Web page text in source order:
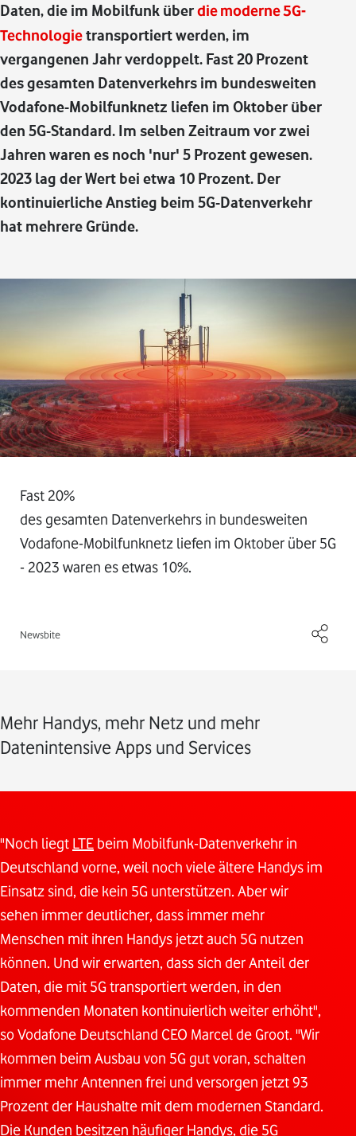
Daten, die im Mobilfunk überdie moderne 5G-
Technologietransportiert werden, im
vergangenen Jahr verdoppelt. Fast 20 Prozent
des gesamten Datenverkehrs im bundesweiten
Vodafone-Mobilfunknetz liefen im Oktober über
den 5G-Standard. Im selben Zeitraum vor zwei
Jahren waren es noch 'nur' 5 Prozent gewesen.
2023 lag der Wert bei etwa 10 Prozent. Der
kontinuierliche Anstieg beim 5G-Datenverkehr
hat mehrere Gründe.
Fast 20%
des gesamten Datenverkehrs in bundesweiten
Vodafone-Mobilfunknetz liefen im Oktober über 5G
- 2023 waren es etwas 10%.
Newsbite
Mehr Handys, mehr Netz und mehr
Datenintensive Apps und Services
"Noch liegt LTE beim Mobilfunk-Datenverkehr in
Deutschland vorne, weil noch viele ältere Handys im
Einsatz sind, die kein 5G unterstützen. Aber wir
sehen immer deutlicher, dass immer mehr
Menschen mit ihren Handys jetzt auch 5G nutzen
können. Und wir erwarten, dass sich der Anteil der
Daten, die mit 5G transportiert werden, in den
kommenden Monaten kontinuierlich weiter erhöht",
so Vodafone Deutschland CEO Marcel de Groot. "Wir
kommen beim Ausbau von 5G gut voran, schalten
immer mehr Antennen frei und versorgen jetzt 93
Prozent der Haushalte mit dem modernen Standard.
Die Kunden besitzen häufiger Handys, die 5G